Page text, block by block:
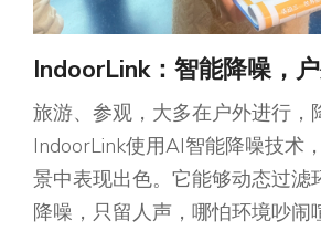
IndoorLink：智能降噪，
旅游、参观，大多在户外进行，
IndoorLink使用AI智能降噪技术
景中表现出色。它能够动态过滤
降噪，只留人声，哪怕环境吵闹